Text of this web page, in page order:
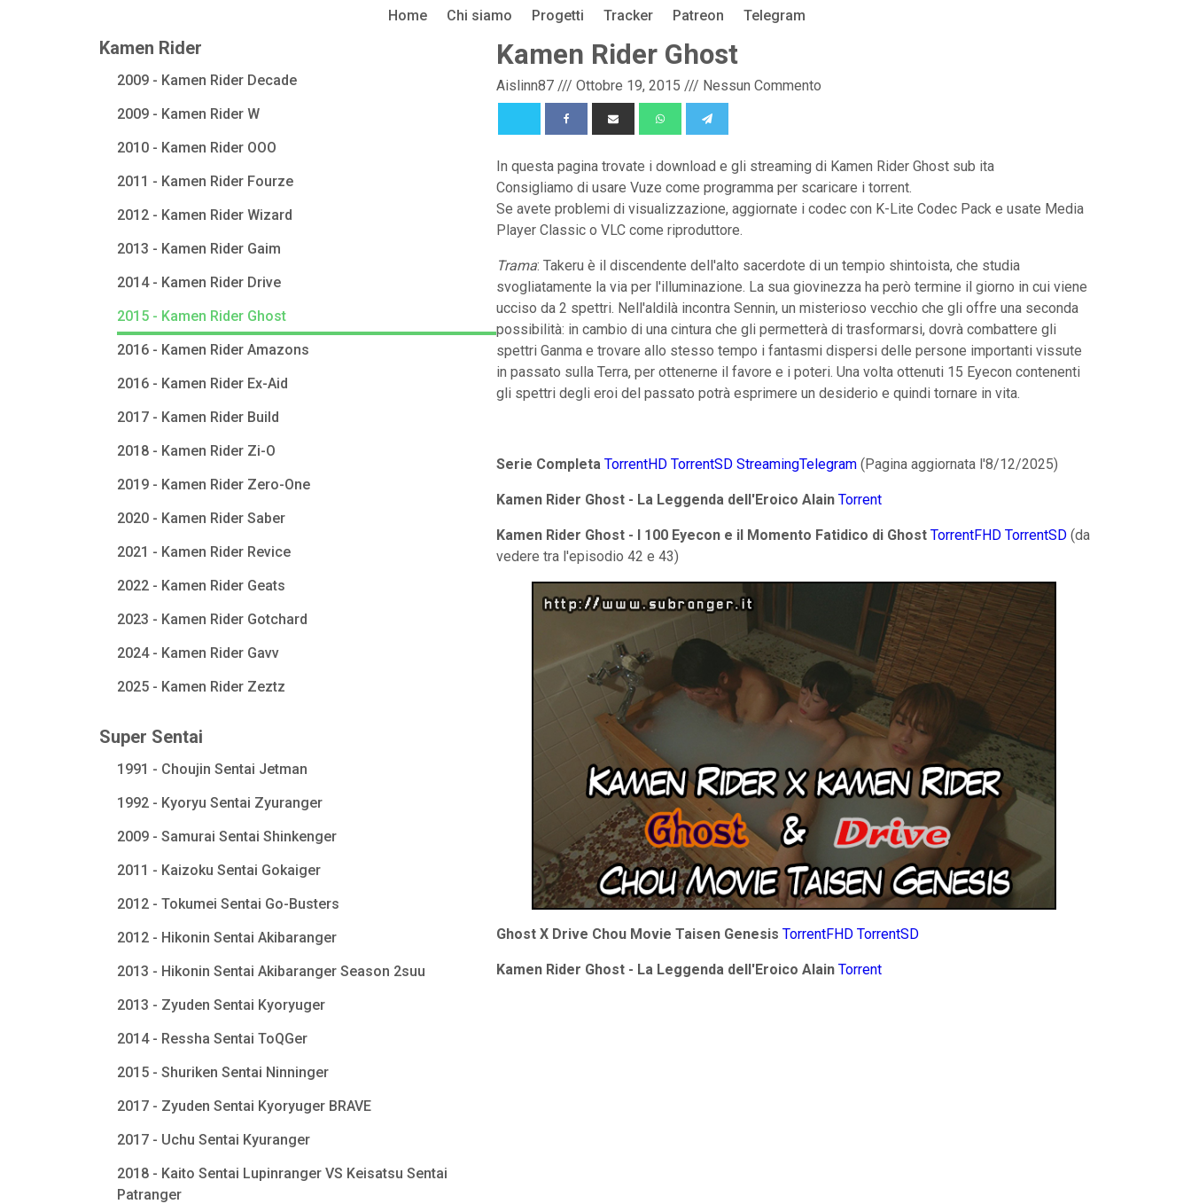
Home Chi siamo Progetti Tracker Patreon Telegram
Kamen Rider
2009 - Kamen Rider Decade
2009 - Kamen Rider W
2010 - Kamen Rider OOO
2011 - Kamen Rider Fourze
2012 - Kamen Rider Wizard
2013 - Kamen Rider Gaim
2014 - Kamen Rider Drive
2015 - Kamen Rider Ghost
2016 - Kamen Rider Amazons
2016 - Kamen Rider Ex-Aid
2017 - Kamen Rider Build
2018 - Kamen Rider Zi-O
2019 - Kamen Rider Zero-One
2020 - Kamen Rider Saber
2021 - Kamen Rider Revice
2022 - Kamen Rider Geats
2023 - Kamen Rider Gotchard
2024 - Kamen Rider Gavv
2025 - Kamen Rider Zeztz
Super Sentai
1991 - Choujin Sentai Jetman
1992 - Kyoryu Sentai Zyuranger
2009 - Samurai Sentai Shinkenger
2011 - Kaizoku Sentai Gokaiger
2012 - Tokumei Sentai Go-Busters
2012 - Hikonin Sentai Akibaranger
2013 - Hikonin Sentai Akibaranger Season 2suu
2013 - Zyuden Sentai Kyoryuger
2014 - Ressha Sentai ToQGer
2015 - Shuriken Sentai Ninninger
2017 - Zyuden Sentai Kyoryuger BRAVE
2017 - Uchu Sentai Kyuranger
2018 - Kaito Sentai Lupinranger VS Keisatsu Sentai
Patranger
Kamen Rider Ghost
Aislinn87 /// Ottobre 19, 2015 /// Nessun Commento
In questa pagina trovate i download e gli streaming di Kamen Rider Ghost sub ita
Consigliamo di usare Vuze come programma per scaricare i torrent.
Se avete problemi di visualizzazione, aggiornate i codec con K-Lite Codec Pack e usate Media
Player Classic o VLC come riproduttore.
Trama: Takeru è il discendente dell'alto sacerdote di un tempio shintoista, che studia
svogliatamente la via per l'illuminazione. La sua giovinezza ha però termine il giorno in cui viene
ucciso da 2 spettri. Nell'aldilà incontra Sennin, un misterioso vecchio che gli offre una seconda
possibilità: in cambio di una cintura che gli permetterà di trasformarsi, dovrà combattere gli
spettri Ganma e trovare allo stesso tempo i fantasmi dispersi delle persone importanti vissute
in passato sulla Terra, per ottenerne il favore e i poteri. Una volta ottenuti 15 Eyecon contenenti
gli spettri degli eroi del passato potrà esprimere un desiderio e quindi tornare in vita.
Serie Completa TorrentHD TorrentSD StreamingTelegram (Pagina aggiornata l'8/12/2025)
Kamen Rider Ghost - La Leggenda dell'Eroico Alain Torrent
Kamen Rider Ghost - I 100 Eyecon e il Momento Fatidico di Ghost TorrentFHD TorrentSD (da
vedere tra l'episodio 42 e 43)
Ghost X Drive Chou Movie Taisen Genesis TorrentFHD TorrentSD
Kamen Rider Ghost - La Leggenda dell'Eroico Alain Torrent